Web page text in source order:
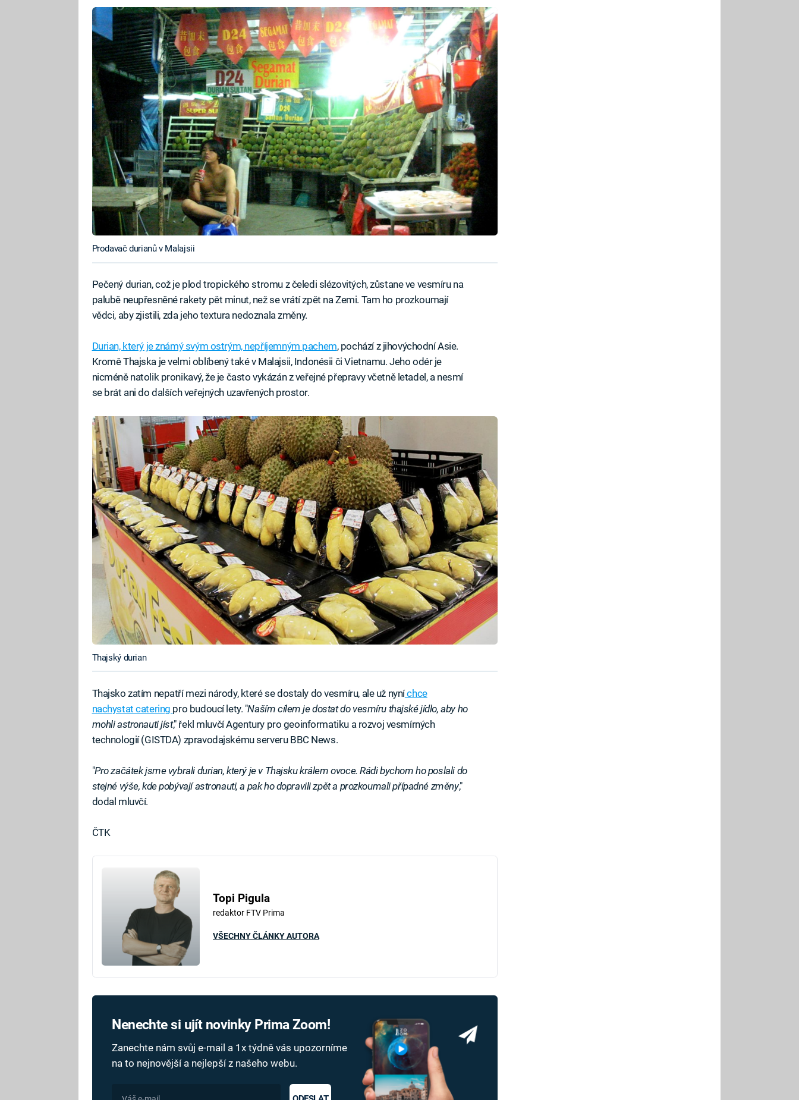
Prodavač durianů v Malajsii
Pečený durian, což je plod tropického stromu z čeledi slézovitých, zůstane ve vesmíru na
palubě neupřesněné rakety pět minut, než se vrátí zpět na Zemi. Tam ho prozkoumají
vědci, aby zjistili, zda jeho textura nedoznala změny.
Durian, který je známý svým ostrým, nepříjemným pachem, pochází z jihovýchodní Asie.
Kromě Thajska je velmi oblíbený také v Malajsii, Indonésii či Vietnamu. Jeho odér je
nicméně natolik pronikavý, že je často vykázán z veřejné přepravy včetně letadel, a nesmí
se brát ani do dalších veřejných uzavřených prostor.
Thajský durian
Thajsko zatím nepatří mezi národy, které se dostaly do vesmíru, ale už nyníchce
nachystat catering pro budoucí lety. "Naším cílem je dostat do vesmíru thajské jídlo, aby ho
mohli astronauti jíst," řekl mluvčí Agentury pro geoinformatiku a rozvoj vesmírných
technologií (GISTDA) zpravodajskému serveru BBC News.
"Pro začátek jsme vybrali durian, který je v Thajsku králem ovoce. Rádi bychom ho poslali do
stejné výše, kde pobývají astronauti, a pak ho dopravili zpět a prozkoumali případné změny,"
dodal mluvčí.
ČTK
Topi Pigula
redaktor FTV Prima
VŠECHNY ČLÁNKY AUTORA
Nenechte si ujít novinky Prima Zoom!
Zanechte nám svůj e-mail a 1x týdně vás upozorníme
na to nejnovější a nejlepší z našeho webu.